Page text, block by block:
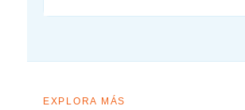
EXPLORA MÁS